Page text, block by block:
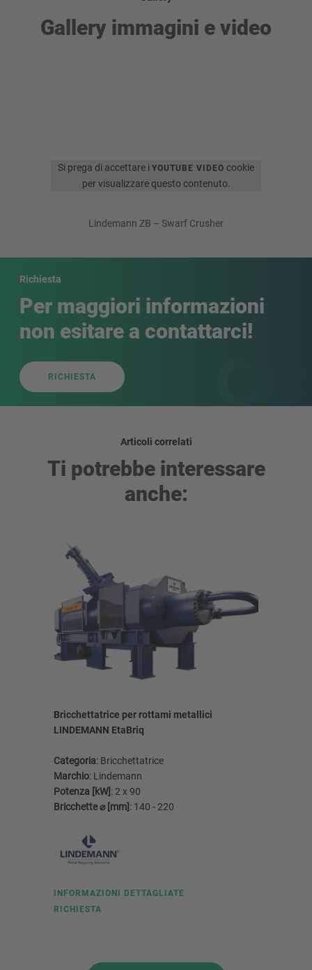
Gallery immagini e video
Si prega di accettare iYOUTUBE VIDEO cookie
per visualizzare questo contenuto.
Lindemann ZB – Swarf Crusher
Richiesta
Per maggiori informazioni
non esitare a contattarci!
RICHIESTA
Articoli correlati
Ti potrebbe interessare
anche:
Bricchettatrice per rottami metallici
LINDEMANN EtaBriq
Categoria: Bricchettatrice
Marchio: Lindemann
Potenza [kW]: 2 x 90
Bricchette ⌀ [mm]: 140 - 220
INFORMAZIONI DETTAGLIATE
RICHIESTA